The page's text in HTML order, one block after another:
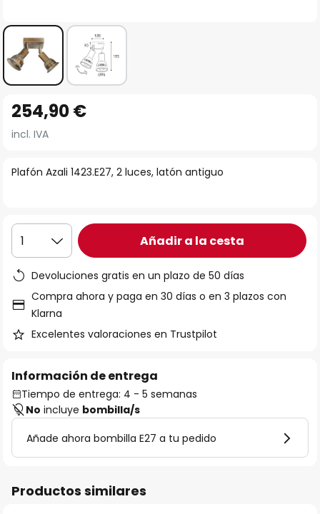
comienzo
la
imágenes
Plafón Azali 1423.E27, 2 luces, latón antiguo
254,90 €
incl. IVA
1 Añadir a la cesta
Devoluciones gratis en un plazo de 50 días
Compra ahora y paga en 30 días o en 3 plazos con
Klarna
Excelentes valoraciones en Trustpilot
Información de entrega
Tiempo de entrega: 4 - 5 semanas
No incluye bombilla/s
Añade ahora bombilla E27 a tu pedido
Productos similares